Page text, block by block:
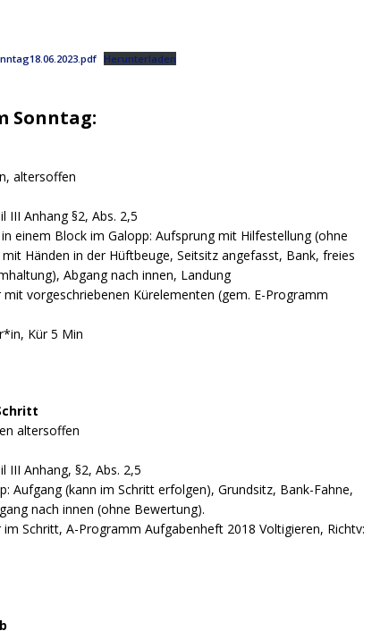
Herunterladen
Sonntag:
altersoffen
III Anhang §2, Abs. 2,5
einem Block im Galopp: Aufsprung mit Hilfestellung (ohne
Händen in der Hüftbeuge, Seitsitz angefasst, Bank, freies
Abgang nach innen, Landung
vorgeschriebenen Kürelementen (gem. E-Programm
Kür 5 Min
altersoffen
III Anhang, §2, Abs. 2,5
Aufgang (kann im Schritt erfolgen), Grundsitz, Bank-Fahne,
nach innen (ohne Bewertung).
Schritt, A-Programm Aufgabenheft 2018 Voltigieren, Richtv: